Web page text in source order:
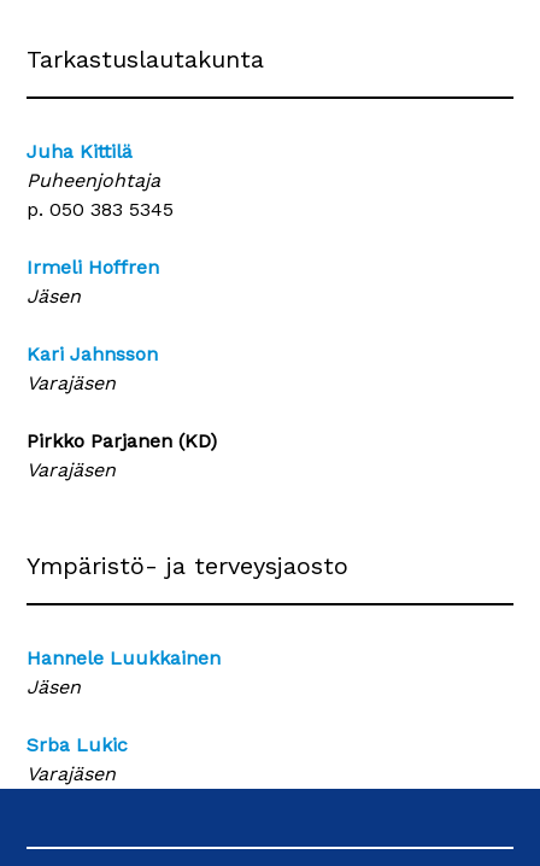
Tarkastuslautakunta
Juha Kittilä
Puheenjohtaja
p. 050 383 5345
Irmeli Hoffren
Jäsen
Kari Jahnsson
Varajäsen
Pirkko Parjanen (KD)
Varajäsen
Ympäristö- ja terveysjaosto
Hannele Luukkainen
Jäsen
Srba Lukic
Varajäsen